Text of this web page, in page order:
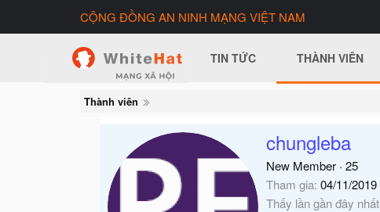
CỘNG ĐỒNG AN NINH MẠNG VIỆT NAM
TIN TỨC THÀNH VIÊN
Thành viên
chungleba
New Member · 25
Tham gia 04/11/2019
Thấy lần gần đây nhất